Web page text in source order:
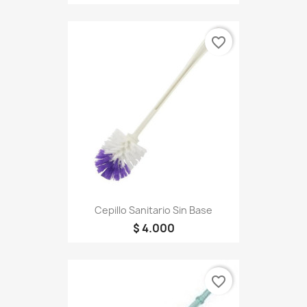
Cepillo Sanitario Sin Base
$ 4.000
favorite_border
favorite_border